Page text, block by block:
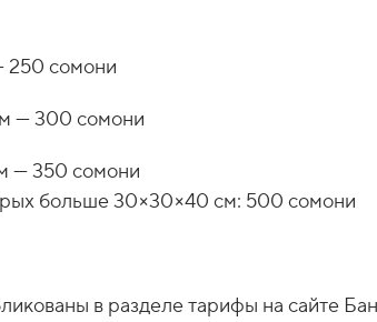
250 сомони
— 300 сомони
— 350 сомони
больше 30×30×40 см: 500 сомони
в разделе тарифы на сайте